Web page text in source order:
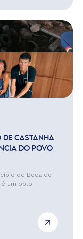
DE CASTANHA
DO POVO
de Boca do
é um polo